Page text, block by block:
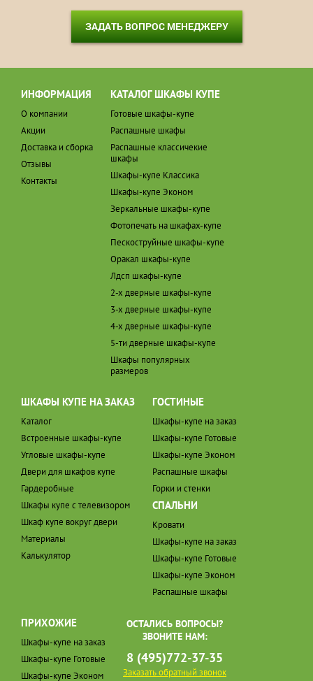
ЗАДАТЬ ВОПРОС МЕНЕДЖЕРУ
ИНФОРМАЦИЯ
О компании
Акции
Доставка и сборка
Отзывы
Контакты
КАТАЛОГ ШКАФЫ КУПЕ
Готовые шкафы-купе
Распашные шкафы
Распашные классичекие
шкафы
Шкафы-купе Классика
Шкафы-купе Эконом
Зеркальные шкафы-купе
Фотопечать на шкафах-купе
Пескоструйные шкафы-купе
Оракал шкафы-купе
Лдсп шкафы-купе
2-х дверные шкафы-купе
3-х дверные шкафы-купе
4-х дверные шкафы-купе
5-ти дверные шкафы-купе
Шкафы популярных
размеров
ШКАФЫ КУПЕ НА ЗАКАЗ
Каталог
Встроенные шкафы-купе
Угловые шкафы-купе
Двери для шкафов купе
Гардеробные
Шкафы купе с телевизором
Шкаф купе вокруг двери
Материалы
Калькулятор
ГОСТИНЫЕ
Шкафы-купе на заказ
Шкафы-купе Готовые
Шкафы-купе Эконом
Распашные шкафы
Горки и стенки
СПАЛЬНИ
Кровати
Шкафы-купе на заказ
Шкафы-купе Готовые
Шкафы-купе Эконом
Распашные шкафы
ПРИХОЖИЕ
Шкафы-купе на заказ
Шкафы-купе Готовые
Шкафы-купе Эконом
ОСТАЛИСЬ ВОПРОСЫ?
ЗВОНИТЕ НАМ:
8 (495)772-37-35
Заказать обратный звонок